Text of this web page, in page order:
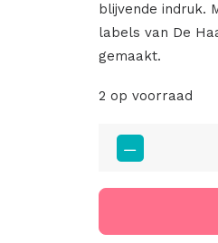
blijvende indruk.
labels van De
gemaakt.
2 op voorraad
Leren
Hartjes
Roze